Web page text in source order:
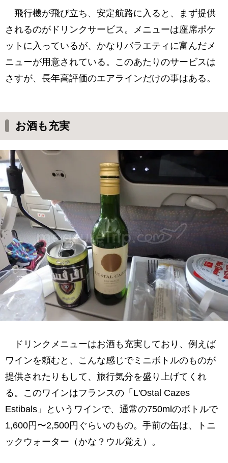
飛行機が飛び立ち、安定航路に入ると、まず提供
されるのがドリンクサービス。メニューは座席ポケ
ットに入っているが、かなりバラエティに富んだメ
ニューが用意されている。このあたりのサービスは
さすが、長年高評価のエアラインだけの事はある。
お酒も充実
ドリンクメニューはお酒も充実しており、例えば
ワインを頼むと、こんな感じでミニボトルのものが
提供されたりもして、旅行気分を盛り上げてくれ
る。このワインはフランスの「L'Ostal Cazes
Estibals」というワインで、通常の750mlのボトルで
1,600円〜2,500円ぐらいのもの。手前の缶は、トニ
ックウォーター（かな？ウル覚え）。